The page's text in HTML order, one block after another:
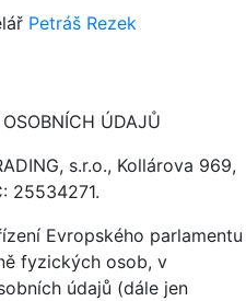
Petráš Rezek
ÚDAJŮ
s.r.o., Kollárova 969,
25534271.
Evropského parlamentu
fyzických osob, v
údajů (dále jen